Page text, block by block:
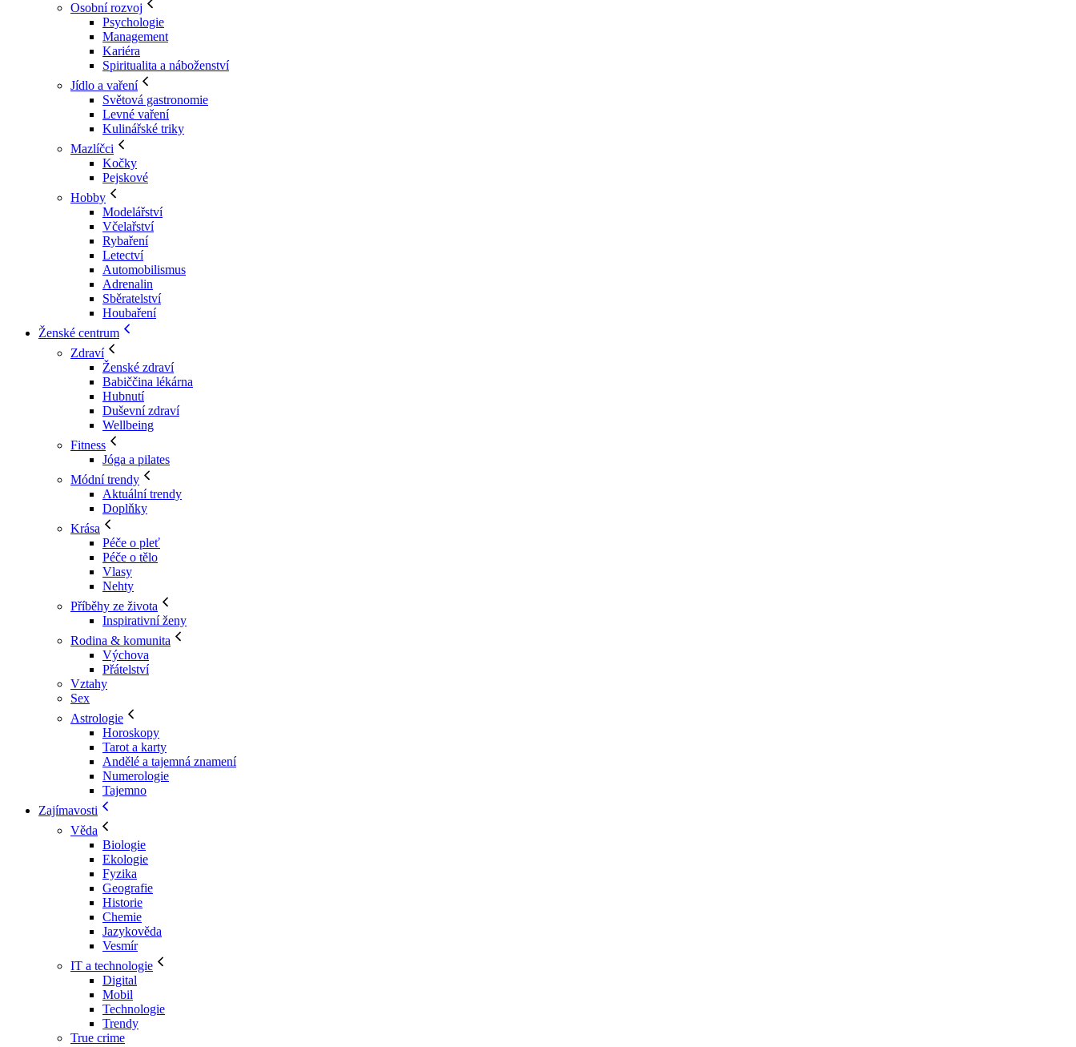
Osobní rozvoj
Psychologie
Management
Kariéra
Spiritualita a náboženství
Jídlo a vaření
Světová gastronomie
Levné vaření
Kulinářské triky
Mazlíčci
Kočky
Pejskové
Hobby
Modelářství
Včelařství
Rybaření
Letectví
Automobilismus
Adrenalin
Sběratelství
Houbaření
Ženské centrum
Zdraví
Ženské zdraví
Babiččina lékárna
Hubnutí
Duševní zdraví
Wellbeing
Fitness
Jóga a pilates
Módní trendy
Aktuální trendy
Doplňky
Krása
Péče o pleť
Péče o tělo
Vlasy
Nehty
Příběhy ze života
Inspirativní ženy
Rodina & komunita
Výchova
Přátelství
Vztahy
Sex
Astrologie
Horoskopy
Tarot a karty
Andělé a tajemná znamení
Numerologie
Tajemno
Zajímavosti
Věda
Biologie
Ekologie
Fyzika
Geografie
Historie
Chemie
Jazykověda
Vesmír
IT a technologie
Digital
Mobil
Technologie
Trendy
True crime